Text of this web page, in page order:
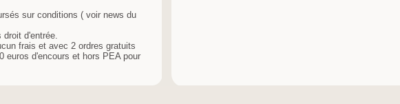
sur conditions ( voir news du
droit d'entrée.
frais et avec 2 ordres gratuits
euros d'encours et hors PEA pour